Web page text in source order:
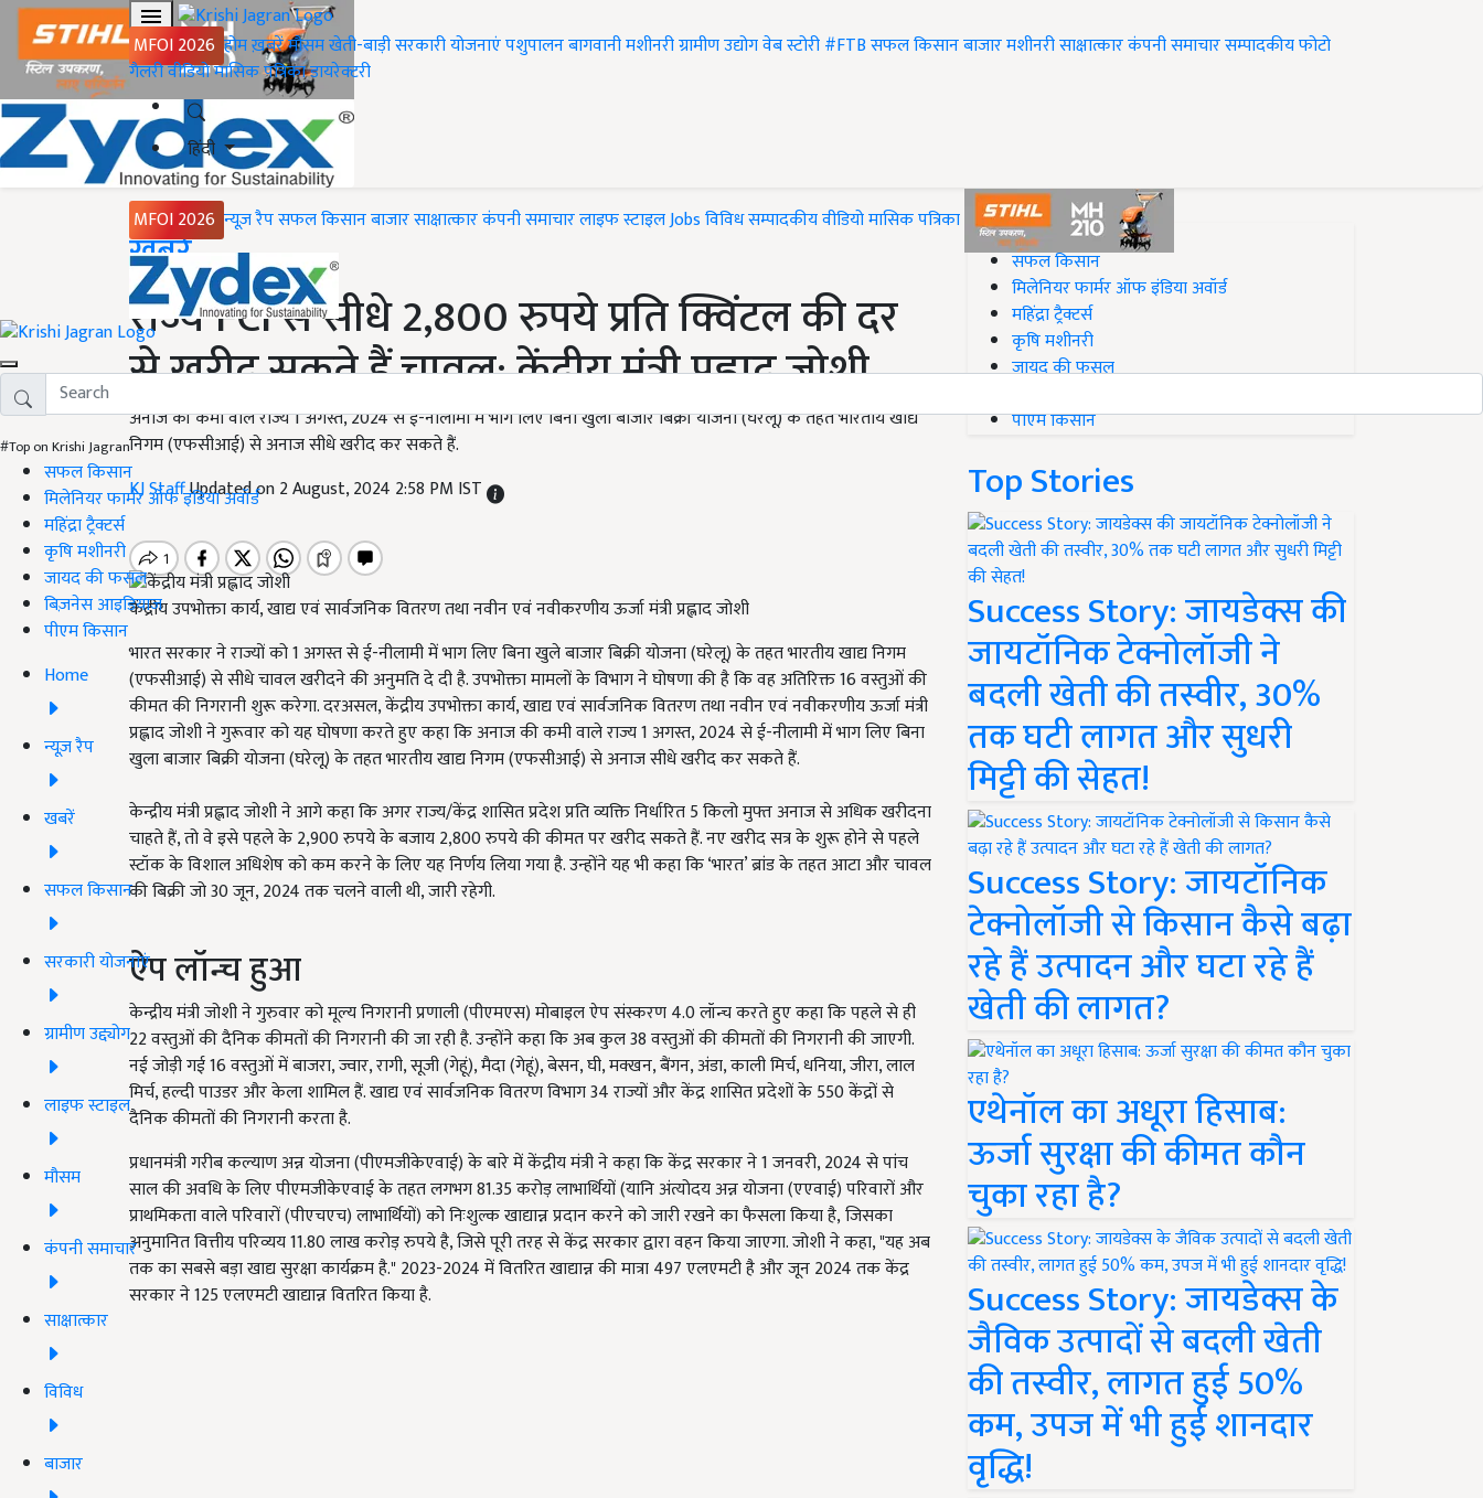
MFOI 2026 होमख़बरेंमौसमखेती-बाड़ीसरकारी योजनाएंपशुपालनबागवानीमशीनरीग्रामीण उद्योगवेब स्टोरी#FTBसफल किसानबाजारमशीनरीसाक्षात्कारकंपनी समाचारसम्पादकीयफोटो
गैलरीवीडियोमासिक पत्रिकाडायरेक्टरी
हिंदी
MFOI 2026 न्यूज़ रैपसफल किसानबाजारसाक्षात्कारकंपनी समाचारलाइफ स्टाइलJobsविविधसम्पादकीयवीडियोमासिक पत्रिका
#Top on Krishi Jagran
सफल किसान
मिलेनियर फार्मर ऑफ इंडिया अवॉर्ड
महिंद्रा ट्रैक्टर्स
कृषि मशीनरी
जायद की फसल
बिज़नेस आइडियाज
पीएम किसान
Home
न्यूज़ रैप
खबरें
सफल किसान
सरकारी योजनाएं
ग्रामीण उद्द्योग
लाइफ स्टाइल
मौसम
कंपनी समाचार
साक्षात्कार
विविध
बाजार
Home
ख़बरें
राज्य FCI से सीधे 2,800 रुपये प्रति क्विंटल की दर
से खरीद सकते हैं चावल: केंद्रीय मंत्री प्रह्लाद जोशी
अनाज की कमी वाले राज्य 1 अगस्त, 2024 से ई-नीलामी में भाग लिए बिना खुला बाजार बिक्री योजना (घरेलू) के तहत भारतीय खाद्य
निगम (एफसीआई) से अनाज सीधे खरीद कर सकते हैं.
KJ StaffUpdated on 2 August, 2024 2:58 PM IST
केंद्रीय उपभोक्ता कार्य, खाद्य एवं सार्वजनिक वितरण तथा नवीन एवं नवीकरणीय ऊर्जा मंत्री प्रह्लाद जोशी
भारत सरकार ने राज्यों को 1 अगस्त से ई-नीलामी में भाग लिए बिना खुले बाजार बिक्री योजना (घरेलू) के तहत भारतीय खाद्य निगम
(एफसीआई) से सीधे चावल खरीदने की अनुमति दे दी है. उपभोक्ता मामलों के विभाग ने घोषणा की है कि वह अतिरिक्त 16 वस्तुओं की
कीमत की निगरानी शुरू करेगा. दरअसल, केंद्रीय उपभोक्ता कार्य, खाद्य एवं सार्वजनिक वितरण तथा नवीन एवं नवीकरणीय ऊर्जा मंत्री
प्रह्लाद जोशी ने गुरूवार को यह घोषणा करते हुए कहा कि अनाज की कमी वाले राज्य 1 अगस्त, 2024 से ई-नीलामी में भाग लिए बिना
खुला बाजार बिक्री योजना (घरेलू) के तहत भारतीय खाद्य निगम (एफसीआई) से अनाज सीधे खरीद कर सकते हैं.
केन्द्रीय मंत्री प्रह्लाद जोशी ने आगे कहा कि अगर राज्य/केंद्र शासित प्रदेश प्रति व्यक्ति निर्धारित 5 किलो मुफ्त अनाज से अधिक खरीदना
चाहते हैं, तो वे इसे पहले के 2,900 रुपये के बजाय 2,800 रुपये की कीमत पर खरीद सकते हैं. नए खरीद सत्र के शुरू होने से पहले
स्टॉक के विशाल अधिशेष को कम करने के लिए यह निर्णय लिया गया है. उन्होंने यह भी कहा कि ‘भारत’ ब्रांड के तहत आटा और चावल
की बिक्री जो 30 जून, 2024 तक चलने वाली थी, जारी रहेगी.
ऐप लॉन्च हुआ
केन्द्रीय मंत्री जोशी ने गुरुवार को मूल्य निगरानी प्रणाली (पीएमएस) मोबाइल ऐप संस्करण 4.0 लॉन्च करते हुए कहा कि पहले से ही
22 वस्तुओं की दैनिक कीमतों की निगरानी की जा रही है. उन्होंने कहा कि अब कुल 38 वस्तुओं की कीमतों की निगरानी की जाएगी.
नई जोड़ी गई 16 वस्तुओं में बाजरा, ज्वार, रागी, सूजी (गेहूं), मैदा (गेहूं), बेसन, घी, मक्खन, बैंगन, अंडा, काली मिर्च, धनिया, जीरा, लाल
मिर्च, हल्दी पाउडर और केला शामिल हैं. खाद्य एवं सार्वजनिक वितरण विभाग 34 राज्यों और केंद्र शासित प्रदेशों के 550 केंद्रों से
दैनिक कीमतों की निगरानी करता है.
प्रधानमंत्री गरीब कल्याण अन्न योजना (पीएमजीकेएवाई) के बारे में केंद्रीय मंत्री ने कहा कि केंद्र सरकार ने 1 जनवरी, 2024 से पांच
साल की अवधि के लिए पीएमजीकेएवाई के तहत लगभग 81.35 करोड़ लाभार्थियों (यानि अंत्योदय अन्न योजना (एएवाई) परिवारों और
प्राथमिकता वाले परिवारों (पीएचएच) लाभार्थियों) को निःशुल्क खाद्यान्न प्रदान करने को जारी रखने का फैसला किया है, जिसका
अनुमानित वित्तीय परिव्यय 11.80 लाख करोड़ रुपये है, जिसे पूरी तरह से केंद्र सरकार द्वारा वहन किया जाएगा. जोशी ने कहा, "यह अब
तक का सबसे बड़ा खाद्य सुरक्षा कार्यक्रम है." 2023-2024 में वितरित खाद्यान्न की मात्रा 497 एलएमटी है और जून 2024 तक केंद्र
सरकार ने 125 एलएमटी खाद्यान्न वितरित किया है.
#Top on Krishi Jagran
सफल किसान
मिलेनियर फार्मर ऑफ इंडिया अवॉर्ड
महिंद्रा ट्रैक्टर्स
कृषि मशीनरी
जायद की फसल
पीएम किसान
Top Stories
Success Story: जायडेक्स की
जायटॉनिक टेक्नोलॉजी ने
बदली खेती की तस्वीर, 30%
तक घटी लागत और सुधरी
मिट्टी की सेहत!
Success Story: जायटॉनिक
टेक्नोलॉजी से किसान कैसे बढ़ा
रहे हैं उत्पादन और घटा रहे हैं
खेती की लागत?
एथेनॉल का अधूरा हिसाब:
ऊर्जा सुरक्षा की कीमत कौन
चुका रहा है?
Success Story: जायडेक्स के
जैविक उत्पादों से बदली खेती
की तस्वीर, लागत हुई 50%
कम, उपज में भी हुई शानदार
वृद्धि!